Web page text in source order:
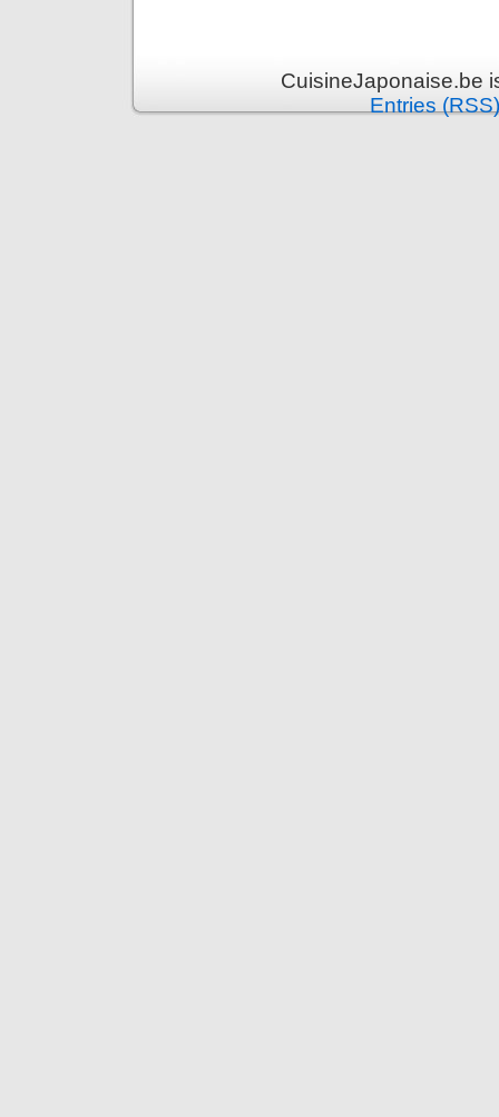
CuisineJaponaise.be
Entries (RSS)